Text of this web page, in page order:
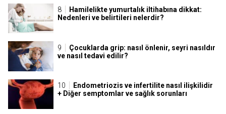
Hamilelikte yumurtalık iltihabına dikkat:
Nedenleri ve belirtileri nelerdir?
Çocuklarda grip: nasıl önlenir, seyri nasıldır
ve nasıl tedavi edilir?
Endometriozis ve infertilite nasıl ilişkilidir
+ Diğer semptomlar ve sağlık sorunları